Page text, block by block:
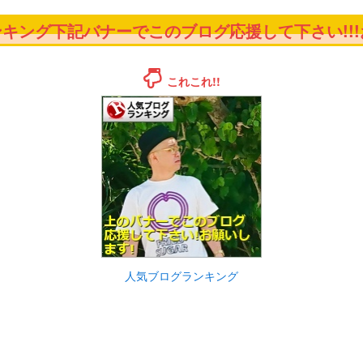
ング下記バナーでこのブログ応援して下さい
これこれ!!
人気ブログランキング